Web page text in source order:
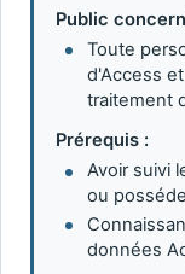
Public
Toute
d'Access
traitement
Prérequis :
Avoir suivi
ou
données